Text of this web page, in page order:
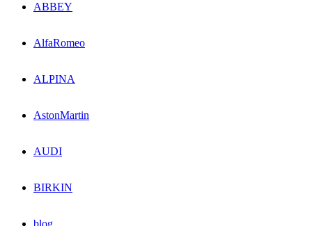
ABBEY
AlfaRomeo
ALPINA
AstonMartin
AUDI
BIRKIN